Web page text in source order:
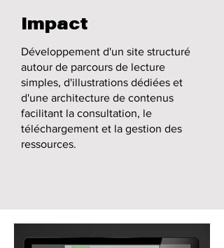
Impact
Développement d'un site structuré
autour de parcours de lecture
simples, d'illustrations dédiées et
d'une architecture de contenus
facilitant la consultation, le
téléchargement et la gestion des
ressources.